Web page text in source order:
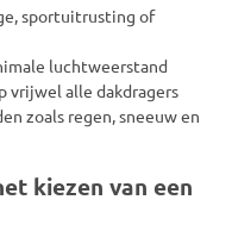
sportuitrusting of
luchtweerstand
vrijwel alle dakdragers
zoals regen, sneeuw en
kiezen van een